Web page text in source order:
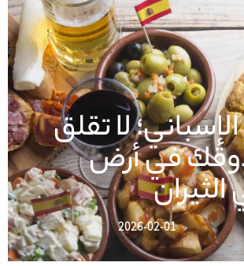
لا تقلق
في أرض
2026-02-01